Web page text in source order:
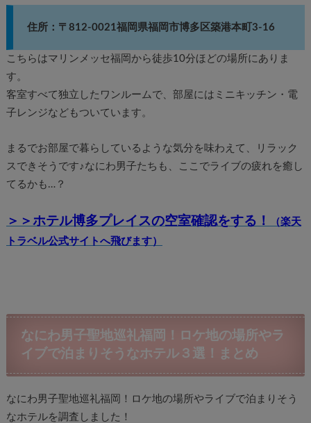
住所：〒812-0021福岡県福岡市博多区築港本町3-16
こちらはマリンメッセ福岡から徒歩10分ほどの場所にありま
す。
客室すべて独立したワンルームで、部屋にはミニキッチン・電
子レンジなどもついています。
まるでお部屋で暮らしているような気分を味わえて、リラック
スできそうです♪なにわ男子たちも、ここでライブの疲れを癒し
てるかも…？
＞＞ホテル博多プレイスの空室確認をする！
（楽天
トラベル公式サイトへ飛びます）
なにわ男子聖地巡礼福岡！ロケ地の場所やラ
イブで泊まりそうなホテル３選！まとめ
なにわ男子聖地巡礼福岡！ロケ地の場所やライブで泊まりそう
なホテルを調査しました！